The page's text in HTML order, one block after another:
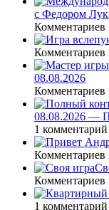
с Федором
Комментариев
Комментариев
08.08.2026
Комментариев
08.08.2026 —
1 комментарий
Комментариев
Комментариев
1 комментарий